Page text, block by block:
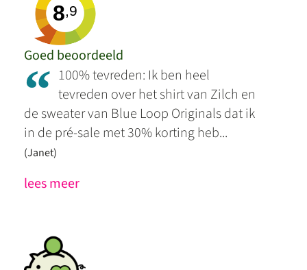
8,9
Goed beoordeeld
“ 100% tevreden: Ik ben heel
tevreden over het shirt van Zilch en
de sweater van Blue Loop Originals dat ik
in de pré-sale met 30% korting heb...
(Janet)
lees meer